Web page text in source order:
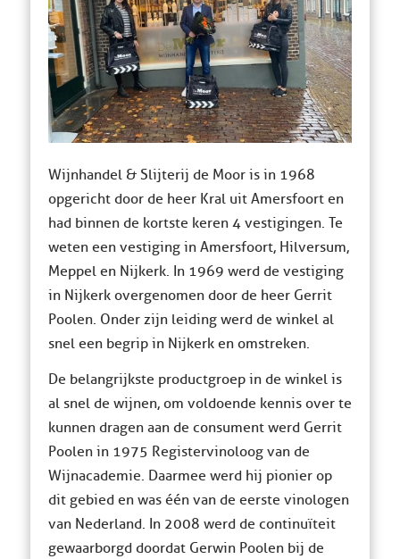
Wijnhandel & Slijterij de Moor is in 1968
opgericht door de heer Kral uit Amersfoort en
had binnen de kortste keren 4 vestigingen. Te
weten een vestiging in Amersfoort, Hilversum,
Meppel en Nijkerk. In 1969 werd de vestiging
in Nijkerk overgenomen door de heer Gerrit
Poolen. Onder zijn leiding werd de winkel al
snel een begrip in Nijkerk en omstreken.
De belangrijkste productgroep in de winkel is
al snel de wijnen, om voldoende kennis over te
kunnen dragen aan de consument werd Gerrit
Poolen in 1975 Registervinoloog van de
Wijnacademie. Daarmee werd hij pionier op
dit gebied en was één van de eerste vinologen
van Nederland. In 2008 werd de continuïteit
gewaarborgd doordat Gerwin Poolen bij de